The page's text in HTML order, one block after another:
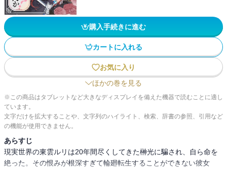
購入手続きに進む
カートに入れる
お気に入り
ほかの巻を見る
※この商品はタブレットなど大きなディスプレイを備えた機器で読むことに適し
ています。
文字だけを拡大することや、文字列のハイライト、検索、辞書の参照、引用など
の機能が使用できません。
あらすじ
現実世界の東雲ルリは20年間尽くしてきた榊光に騙され、自ら命を
絶った。その恨みが根深すぎて輪廻転生することができない彼女